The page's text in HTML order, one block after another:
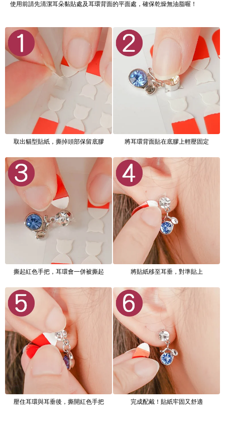
使用前請先清潔耳朵黏貼處及耳環背面的平面處，確保乾燥無油脂喔！
取出貓型貼紙，撕掉頭部保留底膠 將耳環背面貼在底膠上輕壓固定
撕起紅色手把，耳環會一併被撕起 將貼紙移至耳垂，對準貼上
壓住耳環與耳垂後，撕開紅色手把 完成配戴！貼紙牢固又舒適